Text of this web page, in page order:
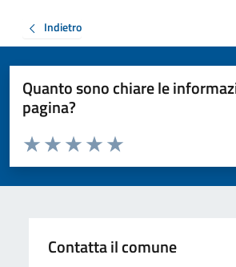
Indietro
Quanto sono chiare le
pagina?
Valuta da 1 a 5 stelle la pagina
Valuta 5 stelle su 5
Valuta 4 stelle su 5
Valuta 3 stelle su 5
Valuta 2 stelle su 5
Valuta 1 stelle su 5
Contatta il comune